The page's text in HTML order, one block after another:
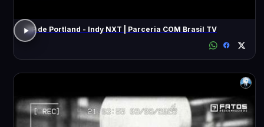
GP de Portland - Indy NXT | Parceria COM Brasil TV